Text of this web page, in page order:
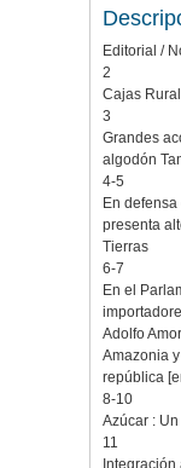
Editorial /
2
Cajas
3
Grandes
algodón
4-5
En
presenta
Tierras
6-7
En el
Adolfo
Amazonia
república
8-10
Azúcar :
11